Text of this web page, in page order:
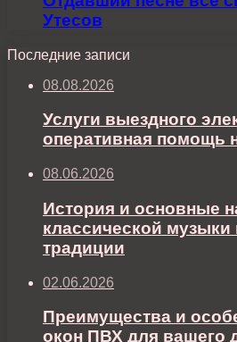
Утесов
Последние записи
08.08.2026
Услуги выездного
оперативная помощь
08.06.2026
История и основные
классической музыки
традиции
02.06.2026
Преимущества и
окон ПВХ для вашего